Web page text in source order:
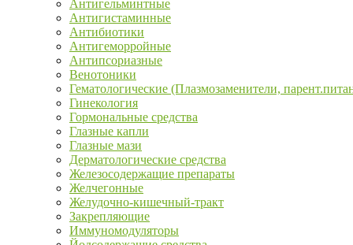
Антигельминтные
Антигистаминные
Антибиотики
Антигеморройные
Антипсориазные
Венотоники
Гематологические (Плазмозаменители,
Гинекология
Гормональные средства
Глазные капли
Глазные мази
Дерматологические средства
Железосодержащие препараты
Желчегонные
Желудочно-кишечный-тракт
Закрепляющие
Иммуномодуляторы